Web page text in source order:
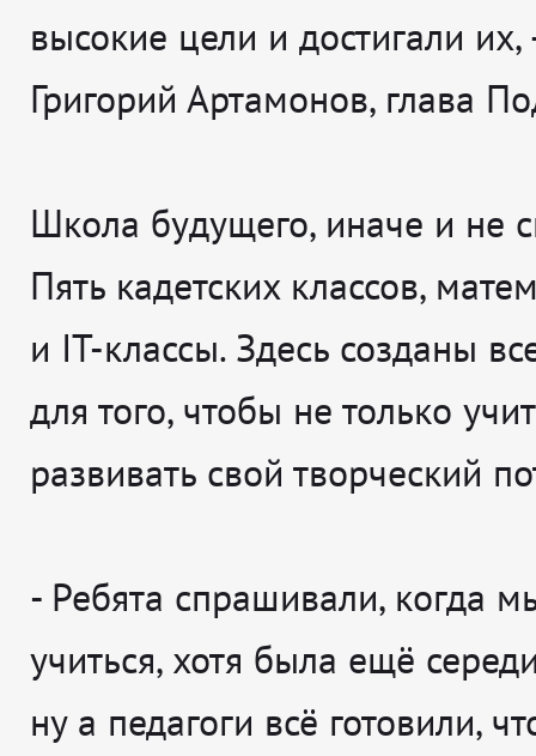
высокие цели и достигали их,
Григорий Артамонов, глава
Школа будущего, иначе и не
Пять кадетских классов,
и IT-классы. Здесь созданы
для того, чтобы не только
развивать свой творческий
- Ребята спрашивали, когда
учиться, хотя была ещё
ну а педагоги всё готовили,